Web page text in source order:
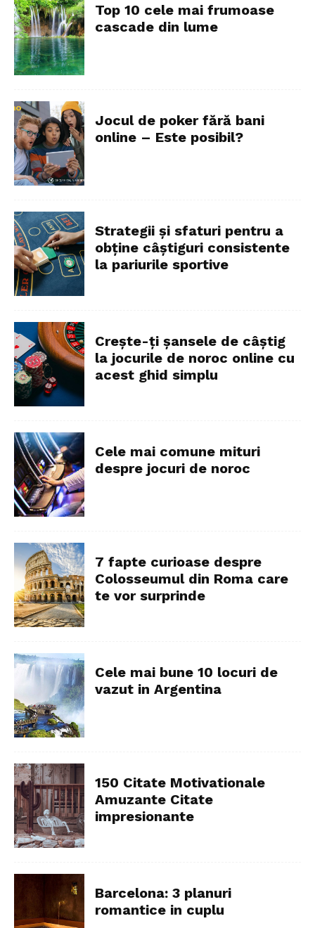
Top 10 cele mai frumoase
cascade din lume
Jocul de poker fără bani
online – Este posibil?
Strategii și sfaturi pentru a
obține câștiguri consistente
la pariurile sportive
Crește-ți șansele de câștig
la jocurile de noroc online cu
acest ghid simplu
Cele mai comune mituri
despre jocuri de noroc
7 fapte curioase despre
Colosseumul din Roma care
te vor surprinde
Cele mai bune 10 locuri de
vazut in Argentina
150 Citate Motivationale
Amuzante Citate
impresionante
Barcelona: 3 planuri
romantice in cuplu